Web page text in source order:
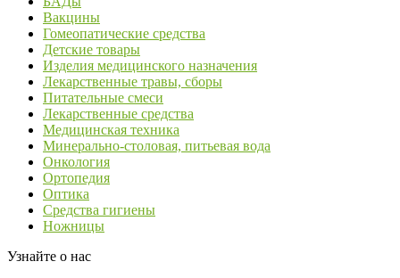
Вакцины
Гомеопатические средства
Детские товары
Изделия медицинского назначения
Лекарственные травы, сборы
Питательные смеси
Лекарственные средства
Медицинская техника
Минерально-столовая, питьевая вода
Онкология
Ортопедия
Оптика
Средства гигиены
Ножницы
Узнайте о нас